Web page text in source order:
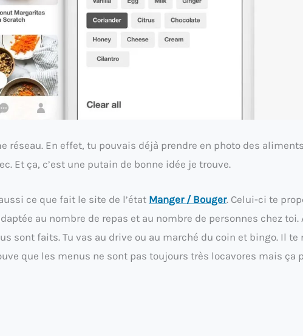
réseau. En effet, tu pouvais déjà prendre en photo des
Et ça, c’est une putain de bonne idée je trouve.
ce que fait le site de l’état Manger / Bouger. Celui-ci te
au nombre de repas et au nombre de personnes chez toi.
sont faits. Tu vas au drive ou au marché du coin et bingo. Il te
que les menus ne sont pas toujours très locavores mais ça